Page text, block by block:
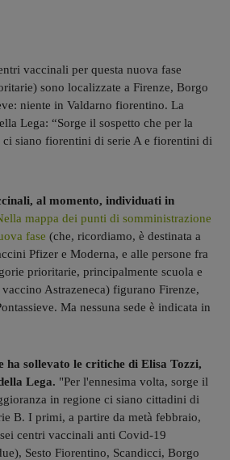
vaccinali per questa nuova fase
sono localizzate a Firenze, Borgo
niente in Valdarno fiorentino. La
Lega: “Sorge il sospetto che per la
ci siano fiorentini di serie A e fiorentini di
al momento, individuati in
mappa dei punti di somministrazione
fase (che, ricordiamo, è destinata a
Pfizer e Moderna, e alle persone fra
prioritarie, principalmente scuola e
Astrazeneca) figurano Firenze,
Ma nessuna sede è indicata in
ha sollevato le critiche di Elisa Tozzi,
Lega. "Per l'ennesima volta, sorge il
in regione ci siano cittadini di
B. I primi, a partire da metà febbraio,
centri vaccinali anti Covid-19
Sesto Fiorentino, Scandicci, Borgo